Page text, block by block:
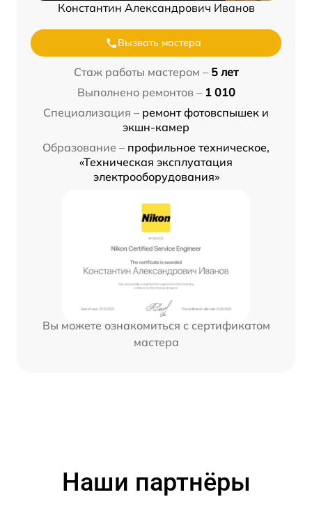
Константин Александрович Иванов
Вызвать мастера
Стаж работы мастером – 5 лет
Выполнено ремонтов – 1 010
Специализация – ремонт фотовспышек и
экшн-камер
Образование – профильное техническое,
«Техническая эксплуатация
электрооборудования»
Вы можете ознакомиться с сертификатом
мастера
Наши партнёры